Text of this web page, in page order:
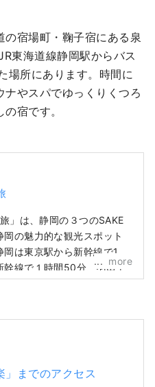
宿場町・鞠子宿にある泉
東海道線静岡駅からバス
場所にあります。時間に
やスパでゆっくりくつろ
宿です。
」は、静岡の３つのSAKE
岡の魅力的な観光スポット
は東京駅から新幹線で1時
幹線で１時間50分、羽田空
しの高速バスもあり、とて
more
」までのアクセス